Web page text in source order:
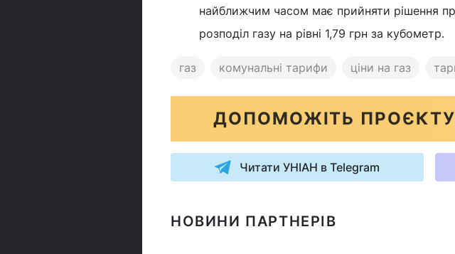
найближчим часом має прийняти рішення
розподіл газу на рівні 1,79 грн за кубометр.
газ комунальні тарифи ціни на газ
ДОПОМОЖІТЬ ПРОЄКТУ
Читати УНІАН в Telegram
НОВИНИ ПАРТНЕРІВ